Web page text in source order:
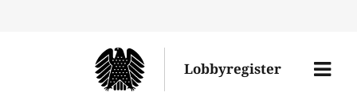
Lobbyregister
Menü